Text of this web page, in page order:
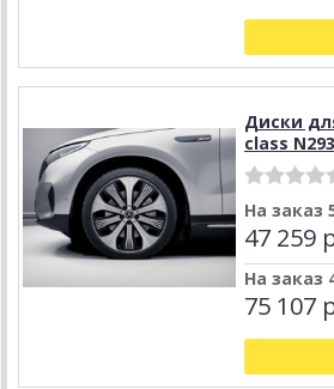
Диски
class
На заказ
47 259
На заказ
75 107